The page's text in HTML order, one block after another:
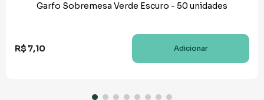
Garfo Sobremesa Verde Escuro - 50 unidades
R$ 7,10 Adicionar